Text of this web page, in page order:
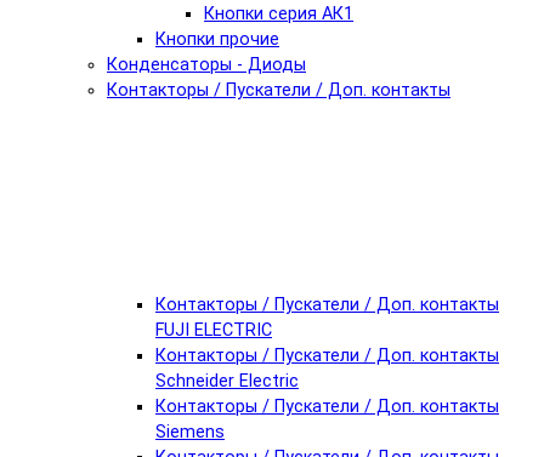
Кнопки серия АК1
Кнопки прочие
Конденсаторы - Диоды
Контакторы / Пускатели / Доп. контакты
Контакторы / Пускатели / Доп. контакты
FUJI ELECTRIC
Контакторы / Пускатели / Доп. контакты
Schneider Electric
Контакторы / Пускатели / Доп. контакты
Siemens